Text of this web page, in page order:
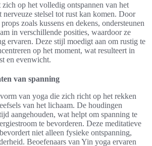
op het volledig ontspannen van het
nerveuze stelsel tot rust kan komen. Door
zoals kussens en dekens, ondersteunen
in verschillende posities, waardoor ze
ervaren. Deze stijl moedigt aan om rustig te
op het moment, wat resulteert in
en evenwicht.
van spanning
van yoga die zich richt op het rekken
van het lichaam. De houdingen
aangehouden, wat helpt om spanning te
te bevorderen. Deze meditatieve
niet alleen fysieke ontspanning,
Beoefenaars van Yin yoga ervaren